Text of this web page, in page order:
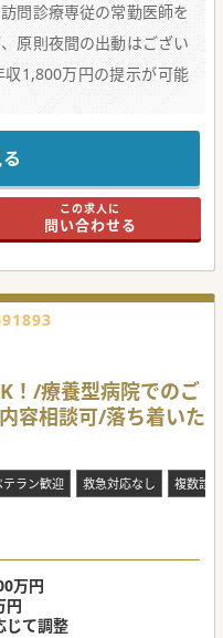
問診療専従の常勤医師を
原則夜間の出動はござい
1,800万円の提示が可能
常勤医師募集です。
県外の方も積極的にお受
あり、診療体制が充実し
ずはお問合せくださいま
この求人に
問い合わせる
！/療養型病院でのご
容相談可/落ち着いた
ラン歓迎 救急対応なし 複数診制
万円
円
じて調整